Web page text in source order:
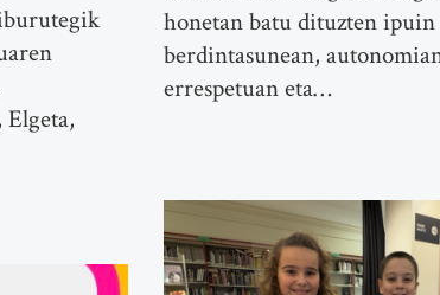
honetan batu dituzten
berdintasunean,
errespetuan eta…